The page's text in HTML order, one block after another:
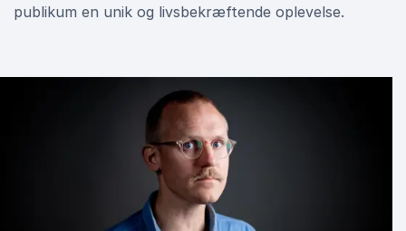
publikum en unik og livsbekræftende oplevelse.